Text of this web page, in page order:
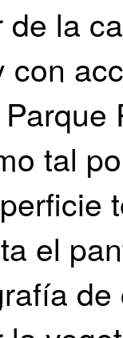
de la
con
tal
el